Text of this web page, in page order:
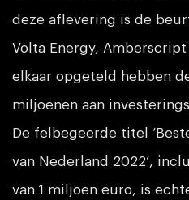
deze aflevering is de
Volta Energy,
elkaar opgeteld hebben
miljoenen aan
De felbegeerde titel
van Nederland 2022’,
van 1 miljoen euro, is